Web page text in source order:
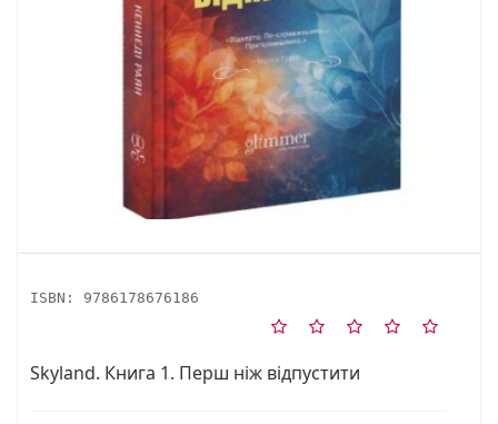
ISBN: 9786178676186
Skyland. Книга 1. Перш ніж відпустити